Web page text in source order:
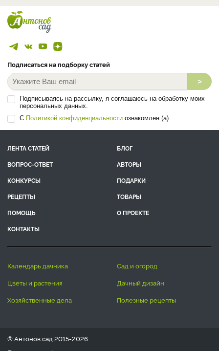
Подписаться на подборку статей
>
Подписываясь на рассылку, я соглашаюсь на обработку моих
персональных данных.
С Политикой конфиденциальности ознакомлен (а).
ЛЕНТА СТАТЕЙ
БЛОГ
ВОПРОС-ОТВЕТ
АВТОРЫ
КОНКУРСЫ
ПОДАРКИ
РЕЦЕПТЫ
ТОВАРЫ
ПОМОЩЬ
О ПРОЕКТЕ
КОНТАКТЫ
календарь дачника
сад и огород
цветы и растения
дачный дизайн
хозяйственные дела
полезные рецепты
® Антонов сад 2015-2026